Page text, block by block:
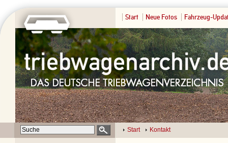
Start Neue Fotos Fahrzeug-
Start Kontakt